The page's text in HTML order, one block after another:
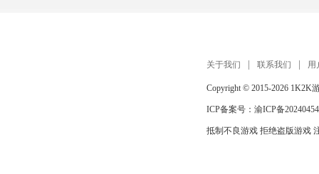
关于我们 联系我们 用
Copyright © 2015-2026 1K2K
ICP备案号： 渝ICP备
抵制不良游戏 拒绝盗版游戏